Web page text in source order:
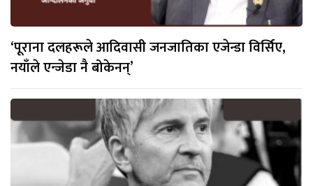
‘पूराना दलहरूले आदिवासी जनजातिका एजेन्डा विर्सिए,
नयाँले एन्जेडा नै बोकेनन्’